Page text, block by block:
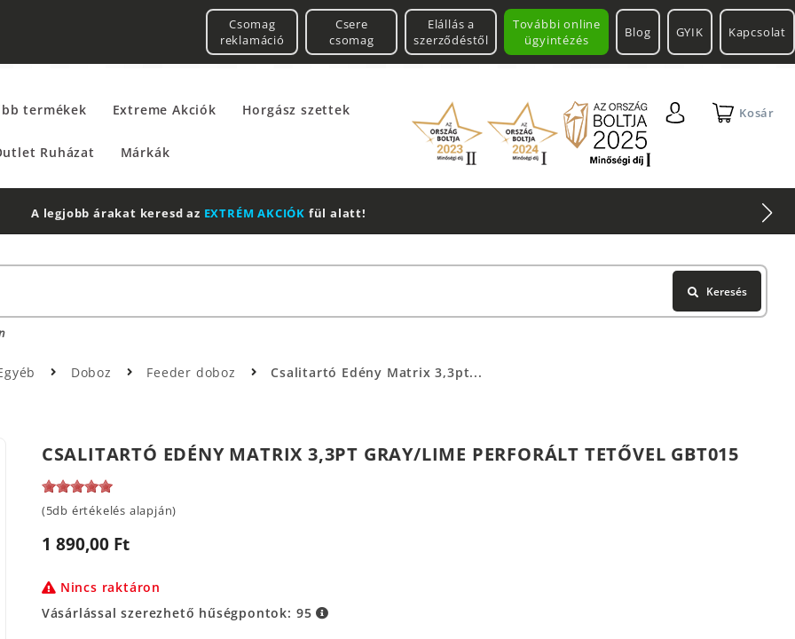
További online
ügyintézés
Csomag
reklamáció
Csere
csomag
Elállás a
szerződéstől
Blog GYIK Kapcsolat
termékek Extreme Akciók Horgász szettek
Ruházat Márkák
Kosár
A legjobb árakat keresd az EXTRÉM AKCIÓK fül alatt!
Keresés
Doboz Feeder doboz Csalitartó Edény Matrix 3,3pt...
CSALITARTÓ EDÉNY MATRIX 3,3PT GRAY/LIME PERFORÁLT TETŐVEL GBT015
(5db értékelés alapján)
1 890,00 Ft
Nincs raktáron
Vásárlással szerezhető hűségpontok: 95